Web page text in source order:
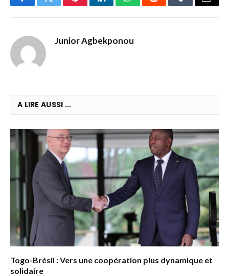
FacebookTwitterPinterestLinkedInWhatsAppRedditTumblrEmail
Junior Agbekponou
A LIRE AUSSI ...
Togo-Brésil : Vers une coopération plus dynamique et
solidaire